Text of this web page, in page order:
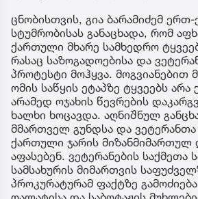
ცნობისთვის, გია ბარამიძემ
სტუმრობისას განაცხადა, რომ
ქართული მხარე სამხედრო
რასაც საზოგადოებისა და
პროტესტი მოჰყვა. მოგვიანებით
ომის საწყის ეტაპზე ტყვეებს
არამედ ოჯახის წევრების
ხალხი ხოცავდა. აღნიშნულ
მმართველ გუნდსა და ვეტერანთა
ქართული ჯარის მიზანმიმართულ
აფასებენ. ვეტერანების საქმეთა
სამსახურის მიმართვის
პროკურატურამ ფაქტზე